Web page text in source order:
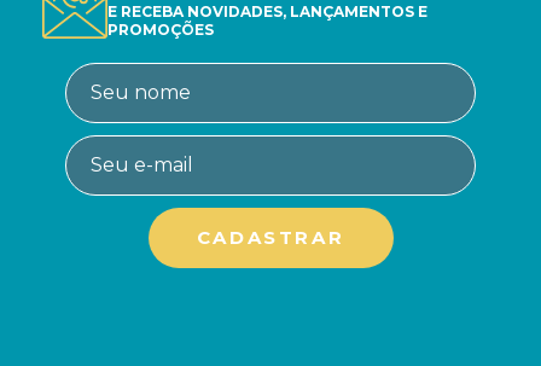
E RECEBA NOVIDADES, LANÇAMENTOS E
PROMOÇÕES